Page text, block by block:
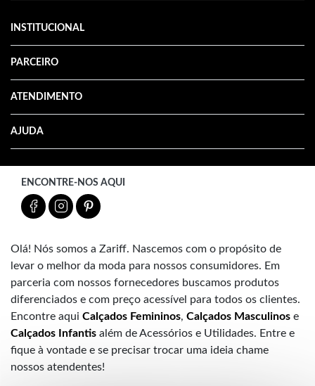
INSTITUCIONAL
PARCEIRO
ATENDIMENTO
AJUDA
ENCONTRE-NOS AQUI
Olá! Nós somos a Zariff. Nascemos com o propósito de
levar o melhor da moda para nossos consumidores. Em
parceria com nossos fornecedores buscamos produtos
diferenciados e com preço acessível para todos os clientes.
Encontre aqui Calçados Femininos, Calçados Masculinos e
Calçados Infantis além de Acessórios e Utilidades. Entre e
fique à vontade e se precisar trocar uma ideia chame
nossos atendentes!